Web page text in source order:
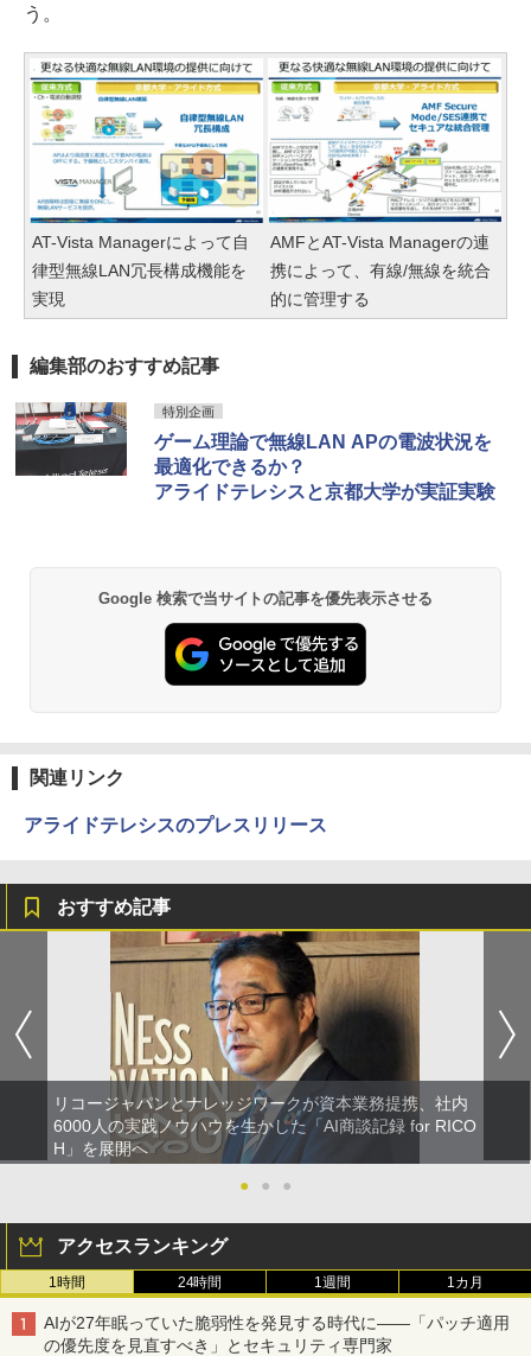
う。
AT-Vista Managerによって自
律型無線LAN冗長構成機能を
実現
AMFとAT-Vista Managerの連
携によって、有線/無線を統合
的に管理する
編集部のおすすめ記事
特別企画
ゲーム理論で無線LAN APの電波状況を
最適化できるか？
アライドテレシスと京都大学が実証実験
Google 検索で当サイトの記事を優先表示させる
関連リンク
アライドテレシスのプレスリリース
おすすめ記事
リコージャパンとナレッジワークが資本業務提携、社内
6000人の実践ノウハウを生かした「AI商談記録 for RICO
H」を展開へ
●
● ●
アクセスランキング
1時間 24時間 1週間 1カ月
AIが27年眠っていた脆弱性を発見する時代に――「パッチ適用
の優先度を見直すべき」とセキュリティ専門家